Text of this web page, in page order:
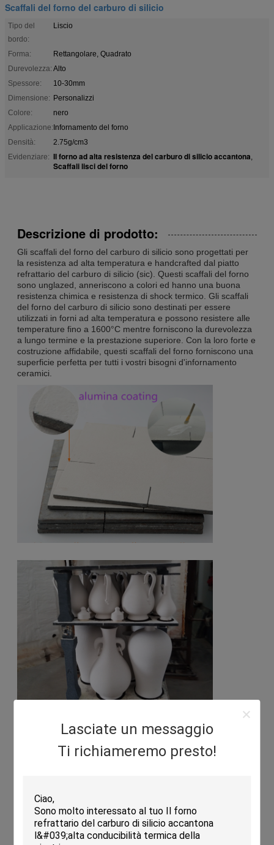
Lasciate un messaggio
Ti richiameremo presto!
Scaffali del forno del carburo di silicio
Tipo del
bordo:
Liscio
Forma:
Rettangolare, Quadrato
Durevolezza: Alto
Spessore:
10-30mm
Dimensione: Personalizzi
Colore:
nero
Applicazione:Infornamento del forno
Densità:
2.75g/cm3
Evidenziare: Il forno ad alta resistenza del carburo di silicio accantona,
Scaffali lisci del forno
Descrizione di prodotto:
Gli scaffali del forno del carburo di silicio sono progettati per
la resistenza ad alta temperatura e handcrafted dal piatto
refrattario del carburo di silicio (sic). Questi scaffali del forno
sono unglazed, anneriscono a colori ed hanno una buona
resistenza chimica e resistenza di shock termico. Gli scaffali
del forno del carburo di silicio sono destinati per essere
utilizzati in forni ad alta temperatura e possono resistere alle
temperature fino a 1600°C mentre forniscono la durevolezza
a lungo termine e la prestazione superiore. Con la loro forte e
costruzione affidabile, questi scaffali del forno forniscono una
superficie perfetta per tutti i vostri bisogni d'infornamento
ceramici.
Caratteristiche:
Scaffali ad alta temperatura del forno del carburo di
Resistenza di shock termico: Buon
Applicazione: Infornamento del forno
Tipo del bordo: Liscio